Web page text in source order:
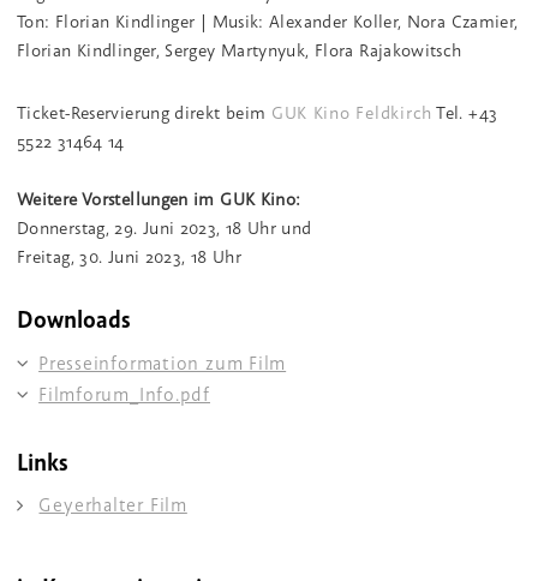
Ton: Florian Kindlinger | Musik: Alexander Koller, Nora Czamier,
Florian Kindlinger, Sergey Martynyuk, Flora Rajakowitsch
Ticket-Reservierung direkt beim GUK Kino Feldkirch Tel.+43
5522 31464 14
Weitere Vorstellungen im GUK Kino:
Donnerstag, 29. Juni 2023, 18 Uhr und
Freitag, 30. Juni 2023, 18 Uhr
Downloads
Presseinformation zum Film
Filmforum_Info.pdf
Links
Geyerhalter Film